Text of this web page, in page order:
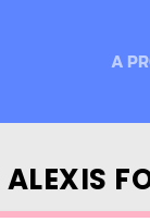
A
ALEXIS